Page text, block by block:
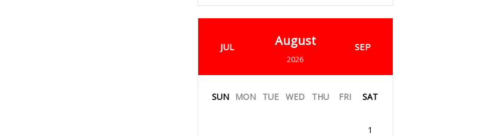
JUL August
2026
SEP
SUN MON TUE WED THU FRI SAT
1